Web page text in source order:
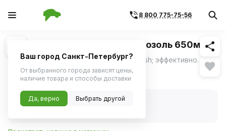
8 800 775-75-56
1/1 Похожие
Очиститель стекол Kerry аэрозоль 650мл
Очиститель стекол Kerry KR-922 &mdash; эффективное средство для профессиональной очистки стеклянных поверхностей.
258 ₽
В наличии
Код товара:430101
Ваш город Санкт-Петербург?
От выбранного города зависят цены,
наличие товара и способы доставки
Да, верно Выбрать другой